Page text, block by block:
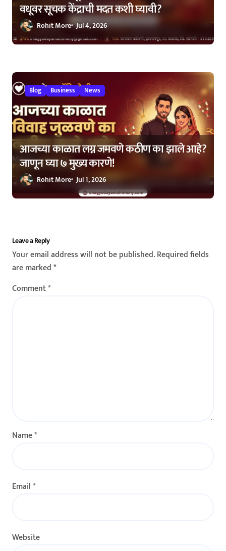
वधूवर सूचक केंद्राची मदत कशी घ्यावी?
Rohit More Jul 4, 2026
Blog Business News
आजच्या काळात लग्न जमवणे कठीण का झाले आहे?
जाणून घ्या ७ मुख्य कारणे!
Rohit More Jul 1, 2026
Leave a Reply
Your email address will not be published.Required fields
are marked*
Comment*
Name*
Email*
Website